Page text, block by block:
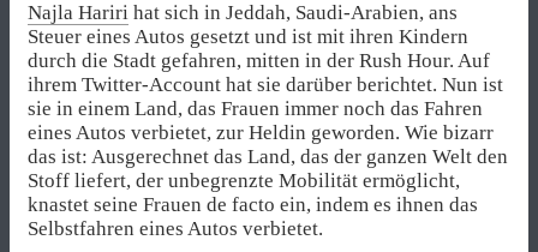
Najla Hariri hat sich in Jeddah, Saudi-Arabien, ans
Steuer eines Autos gesetzt und ist mit ihren Kindern
durch die Stadt gefahren, mitten in der Rush Hour. Auf
ihrem Twitter-Account hat sie darüber berichtet. Nun ist
sie in einem Land, das Frauen immer noch das Fahren
eines Autos verbietet, zur Heldin geworden. Wie bizarr
das ist: Ausgerechnet das Land, das der ganzen Welt den
Stoff liefert, der unbegrenzte Mobilität ermöglicht,
knastet seine Frauen de facto ein, indem es ihnen das
Selbstfahren eines Autos verbietet.